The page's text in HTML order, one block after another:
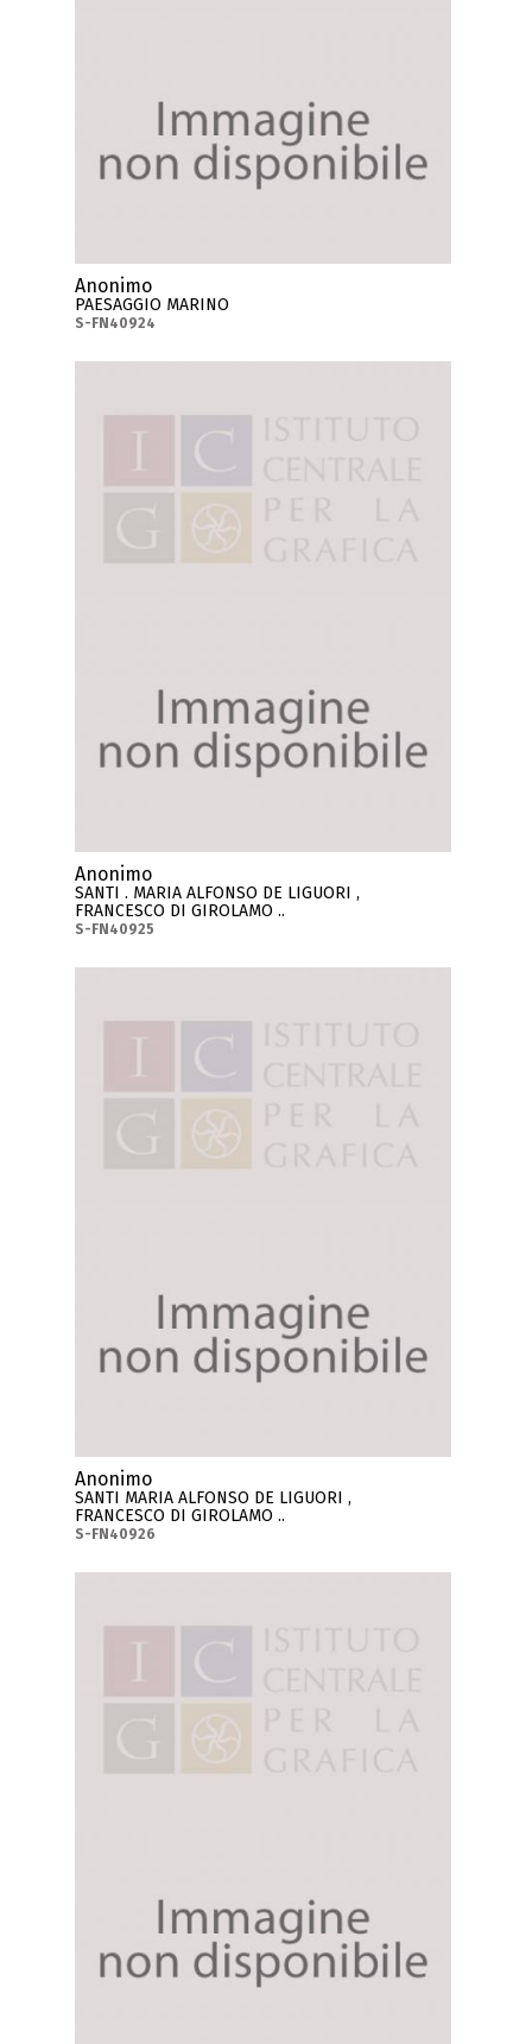
Anonimo
PAESAGGIO MARINO
S-FN40924
Anonimo
SANTI . MARIA ALFONSO DE LIGUORI ,
FRANCESCO DI GIROLAMO ..
S-FN40925
Anonimo
SANTI MARIA ALFONSO DE LIGUORI ,
FRANCESCO DI GIROLAMO ..
S-FN40926